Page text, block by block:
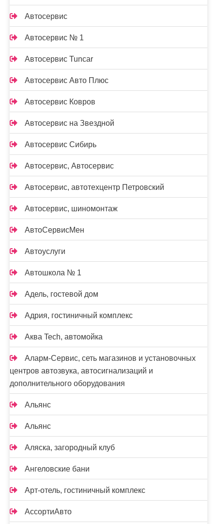
Автосервис
Автосервис № 1
Автосервис Tuncar
Автосервис Авто Плюс
Автосервис Ковров
Автосервис на Звездной
Автосервис Сибирь
Автосервис, Автосервис
Автосервис, автотехцентр Петровский
Автосервис, шиномонтаж
АвтоСервисМен
Автоуслуги
Автошкола № 1
Адель, гостевой дом
Адрия, гостиничный комплекс
Аква Tech, автомойка
Аларм-Сервис, сеть магазинов и установочных
центров автозвука, автосигнализаций и
дополнительного оборудования
Альянс
Альянс
Аляска, загородный клуб
Ангеловские бани
Арт-отель, гостиничный комплекс
АссортиАвто